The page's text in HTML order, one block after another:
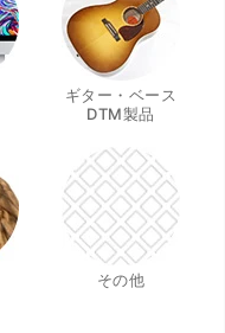
ギター・ベース
DTM製品
その他